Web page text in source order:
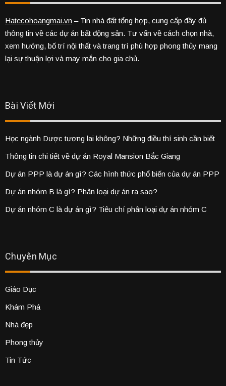
Hatecohoangmai.vn – Tin nhà đất tổng hợp, cung cấp đầy đủ
thông tin về các dự án bất động sản. Tư vấn về cách chọn nhà,
xem hướng, bố trí nội thất và trang trí phù hợp phong thủy mang
lại sự thuận lợi và may mắn cho gia chủ.
Bài Viết Mới
Học ngành Dược tương lai không? Những điều thí sinh cần biết
Thông tin chi tiết về dự án Royal Mansion Bắc Giang
Dự án PPP là dự án gì? Các hình thức phổ biến của dự án PPP
Dự án nhóm B là gì? Phân loại dự án ra sao?
Dự án nhóm C là dự án gì? Tiêu chí phân loại dự án nhóm C
Chuyên Mục
Giáo Dục
Khám Phá
Nhà đẹp
Phong thủy
Tin Tức